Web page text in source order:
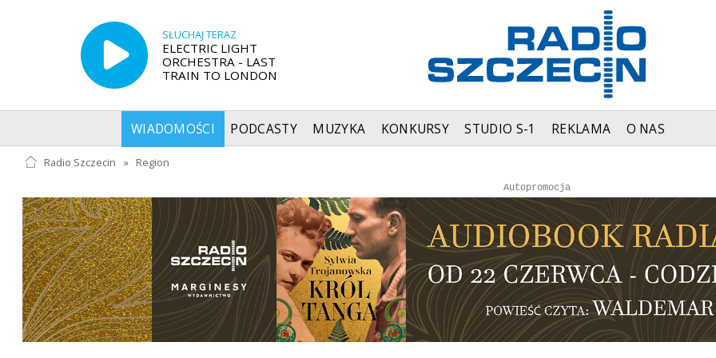
SŁUCHAJ TERAZ
ELECTRIC LIGHT
ORCHESTRA - LAST
TRAIN TO LONDON
WIADOMOŚCI PODCASTY MUZYKA KONKURSY STUDIO S-1 REKLAMA O NAS
Radio Szczecin » Region
Autopromocja
Reklama
Autopromocja